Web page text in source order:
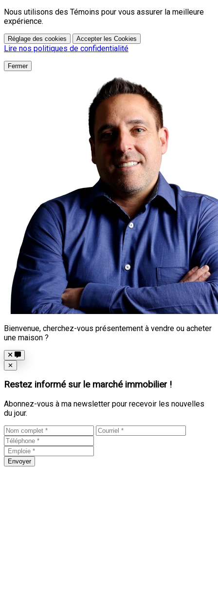
Nous utilisons des Témoins pour vous assurer la meilleure
expérience.
Réglage des cookies Accepter les Cookies
Lire nos politiques de confidentialité
Fermer
Bienvenue, cherchez-vous présentement à vendre ou acheter
une maison ?
Close
✕
Restez informé sur le marché immobilier !
Abonnez-vous à ma newsletter pour recevoir les nouvelles
du jour.
Envoyer